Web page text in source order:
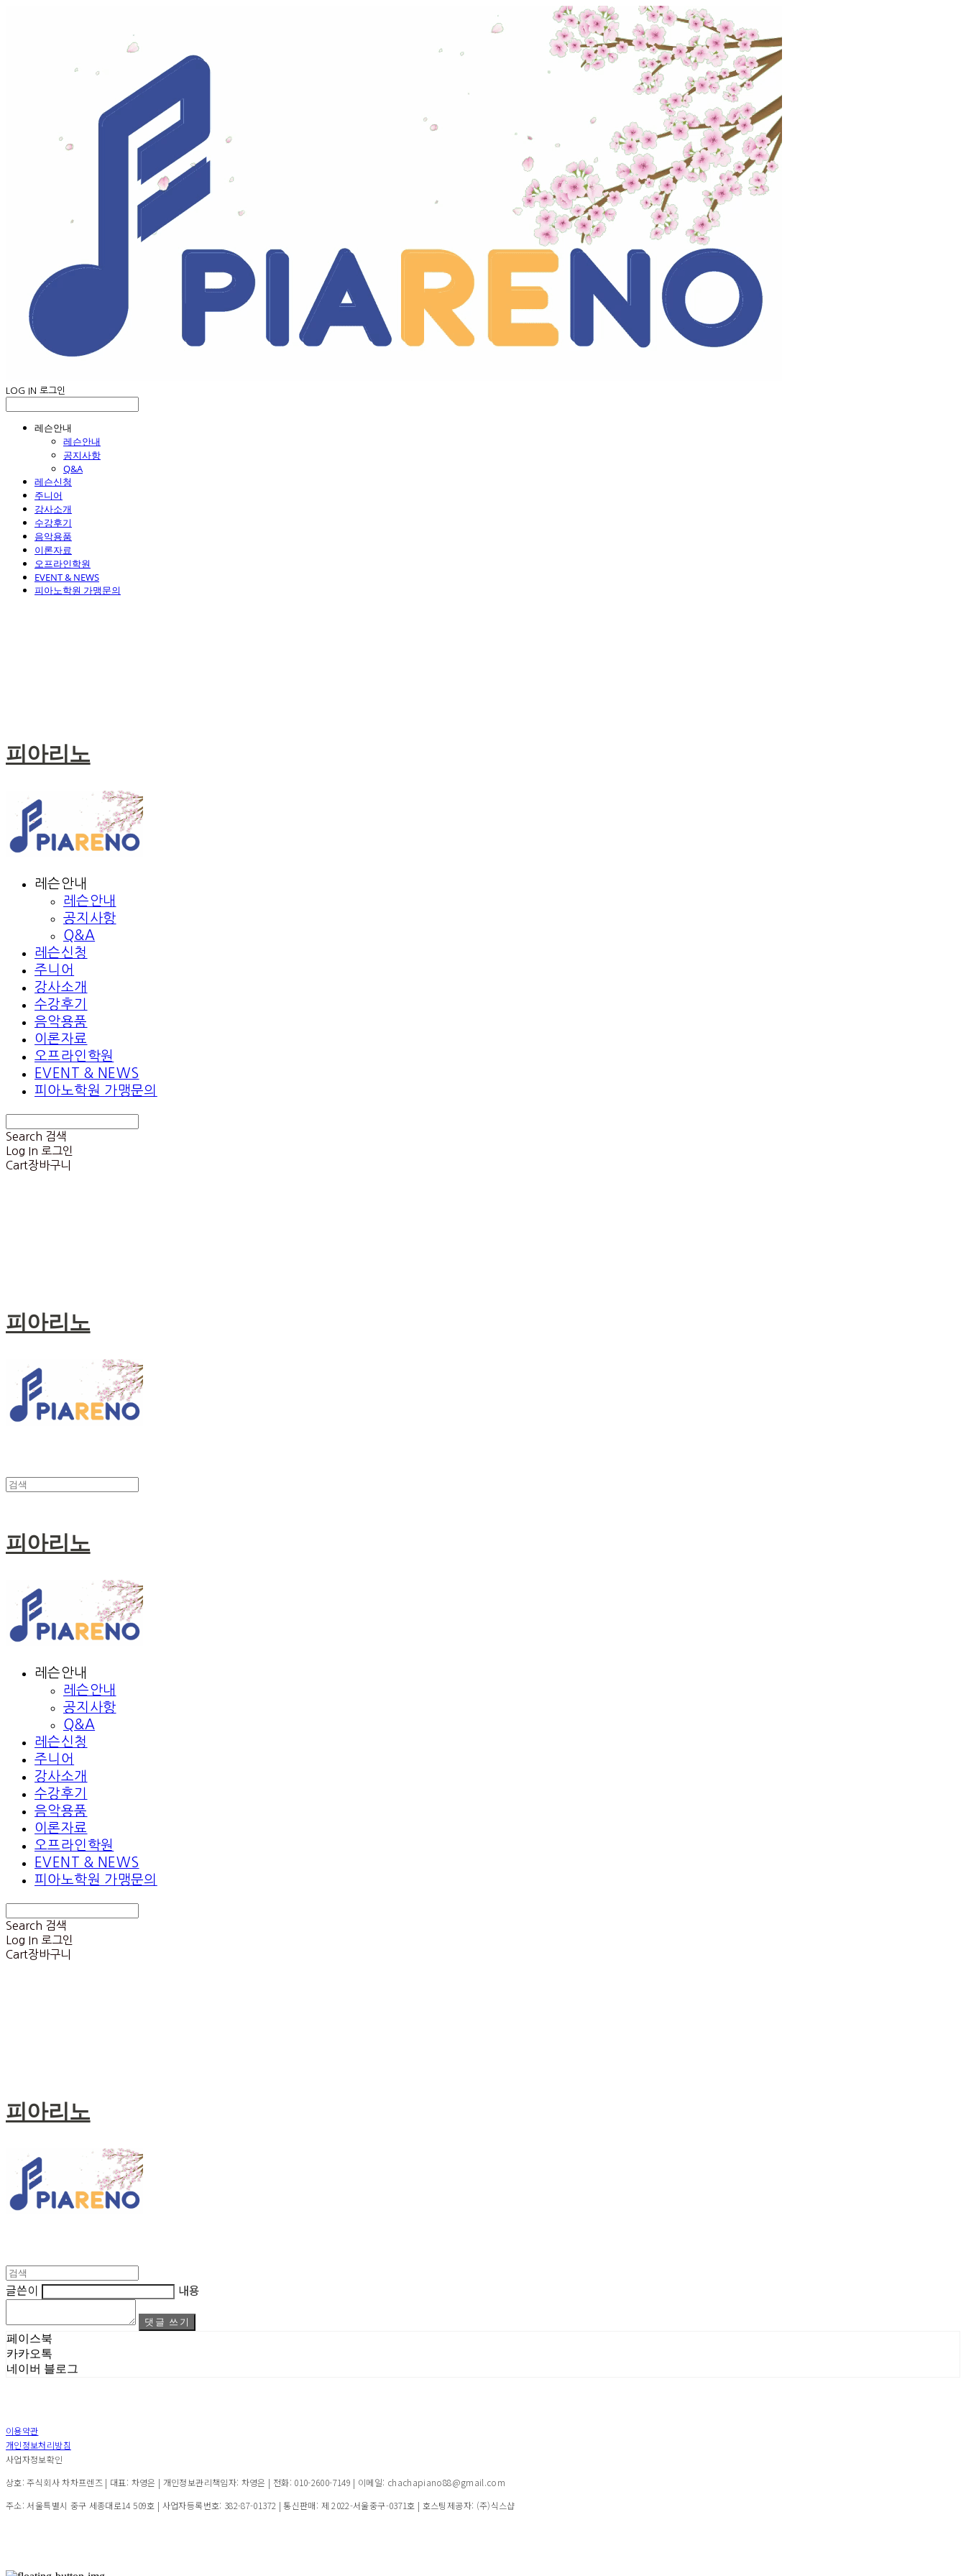
LOG IN 로그인
레슨안내
레슨안내
공지사항
Q&A
레슨신청
주니어
강사소개
수강후기
음악용품
이론자료
오프라인학원
EVENT & NEWS
피아노학원 가맹문의
피아리노
레슨안내
레슨안내
공지사항
Q&A
레슨신청
주니어
강사소개
수강후기
음악용품
이론자료
오프라인학원
EVENT & NEWS
피아노학원 가맹문의
Search 검색
Log In 로그인
Cart장바구니
피아리노
피아리노
레슨안내
레슨안내
공지사항
Q&A
레슨신청
주니어
강사소개
수강후기
음악용품
이론자료
오프라인학원
EVENT & NEWS
피아노학원 가맹문의
Search 검색
Log In 로그인
Cart장바구니
피아리노
글쓴이 내용
댓글 쓰기
페이스북
카카오톡
네이버 블로그
이용약관
개인정보처리방침
사업자정보확인
상호: 주식회사 차차프렌즈 | 대표: 차영은 | 개인정보관리책임자: 차영은 | 전화: 010-2600-7149 | 이메일: chachapiano88@gmail.com
주소: 서울특별시 중구 세종대로14 509호 | 사업자등록번호: 382-87-01372 | 통신판매: 제 2022-서울중구-0371호 | 호스팅제공자: (주)식스샵